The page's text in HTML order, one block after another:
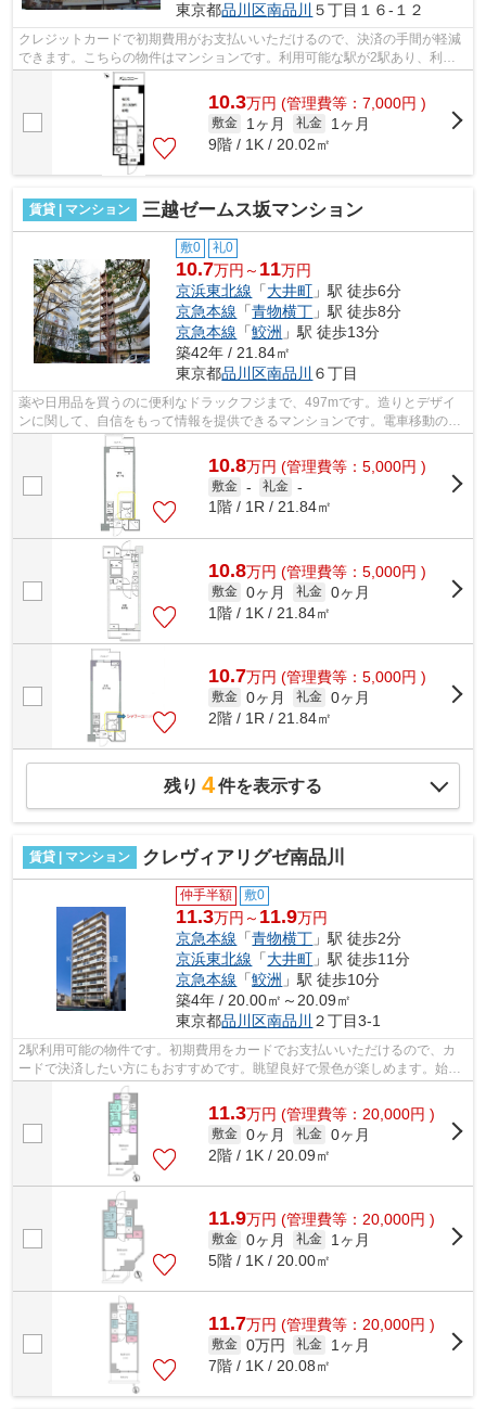
東京都品川区南品川 ５丁目１６-１２
クレジットカードで初期費用がお支払いいただけるので、決済の手間が軽減
できます。こちらの物件はマンションです。利用可能な駅が2駅あり、利便
性の高い物件です。駅まで徒歩2分の立...
10.3万円 (管理費等：7,000円 )
敷金 1ヶ月 礼金
1ヶ月
9階 / 1K / 20.02㎡
賃貸 | マンション 三越ゼームス坂マンション
敷0 礼0
10.7万円～ 11万円
京浜東北線 「大井町 」駅 徒歩6分
京急本線 「青物横丁 」駅 徒歩8分
京急本線 「鮫洲 」駅 徒歩13分
築42年 / 21.84㎡
東京都品川区南品川 ６丁目
薬や日用品を買うのに便利なドラックフジまで、497mです。造りとデザイ
ンに関して、自信をもって情報を提供できるマンションです。電車移動の多
い方に嬉しい駅から徒歩6分の物件です。...
10.8万円 (管理費等：5,000円 )
敷金 - 礼金 -
1階 / 1R / 21.84㎡
10.8万円 (管理費等：5,000円 )
敷金 0ヶ月 礼金 0ヶ月
1階 / 1K / 21.84㎡
10.7万円 (管理費等：5,000円 )
敷金 0ヶ月 礼金 0ヶ月
2階 / 1R / 21.84㎡
残り 4件を表示する
賃貸 | マンション クレヴィアリグゼ南品川
仲手半額 敷0
11.3万円～ 11.9万円
京急本線 「青物横丁 」駅 徒歩2分
京浜東北線 「大井町 」駅 徒歩11分
京急本線 「鮫洲 」駅 徒歩10分
築4年 / 20.00㎡～20.09㎡
東京都品川区南品川 ２丁目3-1
2駅利用可能の物件です。初期費用をカードでお支払いいただけるので、カ
ードで決済したい方にもおすすめです。眺望良好で景色が楽しめます。始発
駅に近いので、朝のラッシュ時にも電車...
11.3万円 (管理費等：20,000円 )
敷金 0ヶ月 礼金 0ヶ月
2階 / 1K / 20.09㎡
11.9万円 (管理費等：20,000円 )
敷金 0ヶ月 礼金
1ヶ月
5階 / 1K / 20.00㎡
11.7万円 (管理費等：20,000円 )
敷金 0万円 礼金
1ヶ月
7階 / 1K / 20.08㎡